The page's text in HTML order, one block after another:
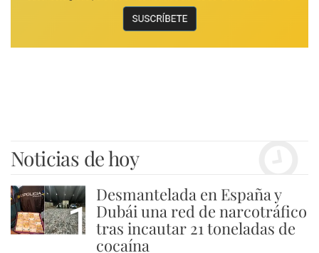
Noticias de hoy
1
Desmantelada en España y
Dubái una red de narcotráfico
tras incautar 21 toneladas de
cocaína